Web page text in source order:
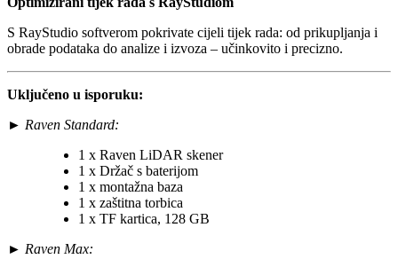
S RayStudio softverom pokrivate cijeli tijek rada: od prikupljanja i
obrade podataka do analize i izvoza – učinkovito i precizno.
Uključeno u isporuku:
► Raven Standard:
1 x Raven LiDAR skener
1 x Držač s baterijom
1 x montažna baza
1 x zaštitna torbica
1 x TF kartica, 128 GB
► Raven Max: